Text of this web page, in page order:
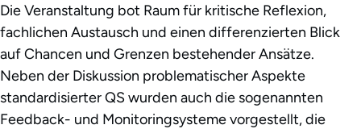
Die Veranstaltung bot Raum für kritische Reflexion,
fachlichen Austausch und einen differenzierten Blick
auf Chancen und Grenzen bestehender Ansätze.
Neben der Diskussion problematischer Aspekte
standardisierter QS wurden auch die sogenannten
Feedback- und Monitoringsysteme vorgestellt, die